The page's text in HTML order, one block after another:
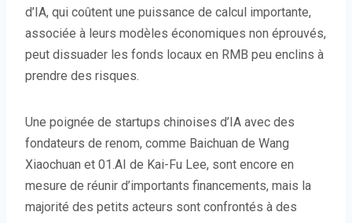
d’IA, qui coûtent une puissance de calcul importante,
associée à leurs modèles économiques non éprouvés,
peut dissuader les fonds locaux en RMB peu enclins à
prendre des risques.
Une poignée de startups chinoises d’IA avec des
fondateurs de renom, comme Baichuan de Wang
Xiaochuan et 01.AI de Kai-Fu Lee, sont encore en
mesure de réunir d’importants financements, mais la
majorité des petits acteurs sont confrontés à des